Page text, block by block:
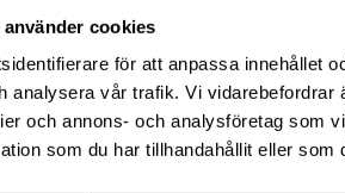
cookies
för att anpassa innehållet
analysera vår trafik. Vi
och annons- och analysföretag som
som du har tillhandahållit eller